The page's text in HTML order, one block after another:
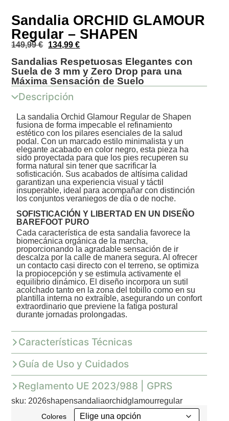
Sandalia ORCHID GLAMOUR
Regular – SHAPEN
149,99€ 134,99€
Sandalias Respetuosas Elegantes con
Suela de 3 mm y Zero Drop para una
Máxima Sensación de Suelo
Descripción
La sandalia Orchid Glamour Regular de Shapen
fusiona de forma impecable el refinamiento
estético con los pilares esenciales de la salud
podal. Con un marcado estilo minimalista y un
elegante acabado en color negro, esta pieza ha
sido proyectada para que los pies recuperen su
forma natural sin tener que sacrificar la
sofisticación. Sus acabados de altísima calidad
garantizan una experiencia visual y táctil
insuperable, ideal para acompañar con distinción
los conjuntos veraniegos de día o de noche.
SOFISTICACIÓN Y LIBERTAD EN UN DISEÑO
BAREFOOT PURO
Cada característica de esta sandalia favorece la
biomecánica orgánica de la marcha,
proporcionando la agradable sensación de ir
descalza por la calle de manera segura. Al ofrecer
un contacto casi directo con el terreno, se optimiza
la propiocepción y se estimula activamente el
equilibrio dinámico. El diseño incorpora un sutil
acolchado tanto en la zona del tobillo como en su
plantilla interna no extraíble, asegurando un confort
extraordinario que previene la fatiga postural
durante jornadas prolongadas.
Características Técnicas
Guía de Uso y Cuidados
Reglamento UE 2023/988 | GPRS
sku: 2026shapensandaliaorchidglamourregular
Colores